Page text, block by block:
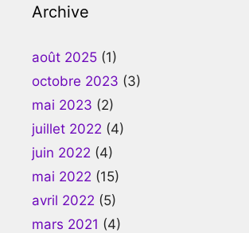
Archive
août 2025 (1)
octobre 2023 (3)
mai 2023 (2)
juillet 2022 (4)
juin 2022 (4)
mai 2022 (15)
avril 2022 (5)
mars 2021 (4)